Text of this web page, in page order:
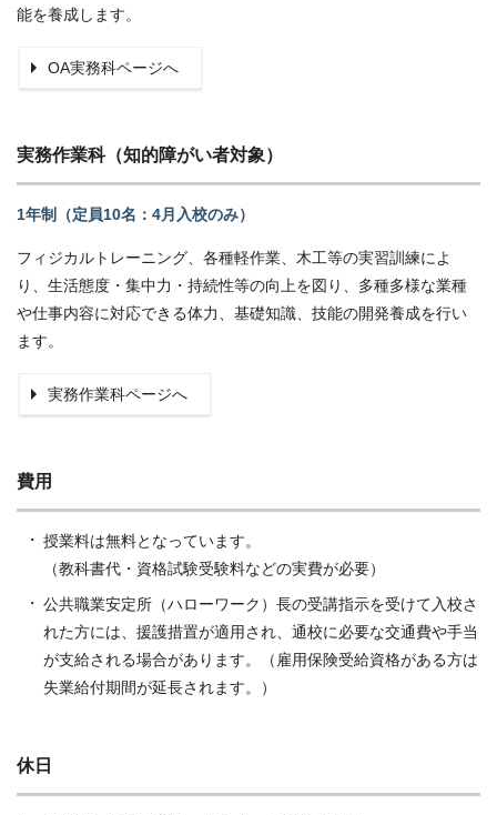
能を養成します。
OA実務科ページへ
実務作業科（知的障がい者対象）
1年制（定員10名：4月入校のみ）
フィジカルトレーニング、各種軽作業、木工等の実習訓練によ
り、生活態度・集中力・持続性等の向上を図り、多種多様な業種
や仕事内容に対応できる体力、基礎知識、技能の開発養成を行い
ます。
実務作業科ページへ
費用
授業料は無料となっています。
（教科書代・資格試験受験料などの実費が必要）
公共職業安定所（ハローワーク）長の受講指示を受けて入校さ
れた方には、援護措置が適用され、通校に必要な交通費や手当
が支給される場合があります。（雇用保険受給資格がある方は
失業給付期間が延長されます。）
休日